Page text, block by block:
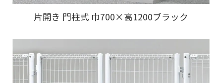
片開き 門柱式 巾700×高1200ブラック